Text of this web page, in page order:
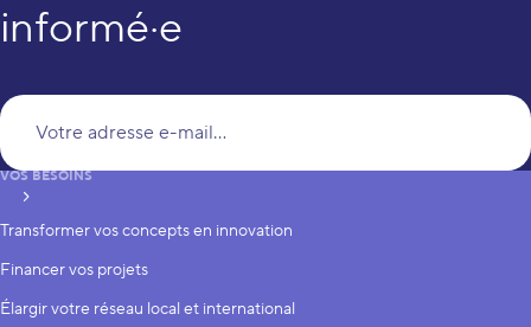
informé·e
S’inscrire
VOS BESOINS
Transformer vos concepts en innovation
Financer vos projets
Élargir votre réseau local et international